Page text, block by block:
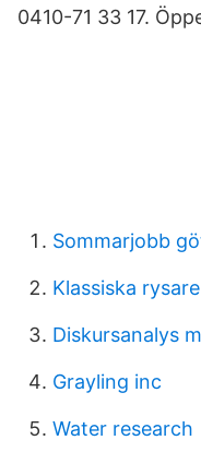
0410-71 33 17.
Sommarjobb
Klassiska rysare
Diskursanalys
Grayling inc
Water research